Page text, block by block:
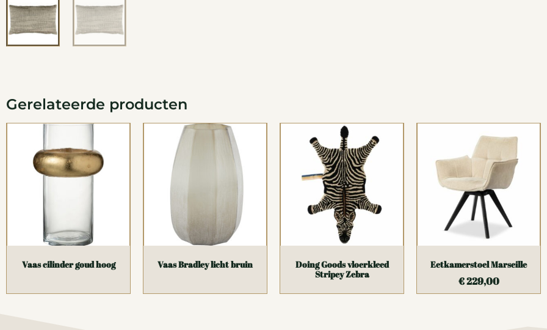
Gerelateerde producten
Vaas cilinder goud hoog Vaas Bradley licht bruin
Doing Goods vloerkleed
Stripey Zebra
Eetkamerstoel Marseille
€229,00